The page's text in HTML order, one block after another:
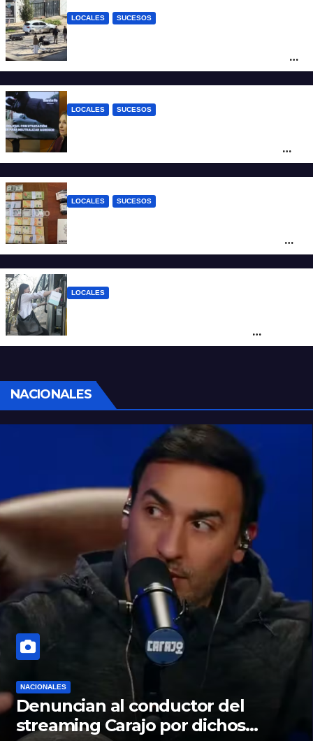
LOCALES SUCESOS
tendida sobre la calzada
LOCALES SUCESOS
con un arma blanca en la ruta 168
LOCALES SUCESOS
de 700 gramos de cocaína
LOCALES
unidades modernizadas
NACIONALES
NACIONALES
Denuncian al conductor del
streaming Carajo por dichos